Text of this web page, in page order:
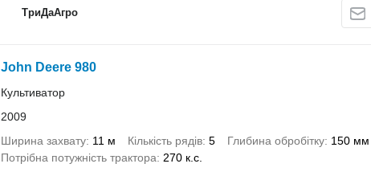
ТриДаАгро
John Deere 980
Культиватор
2009
Ширина захвату 11 м Кількість рядів 5 Глибина обробітку 150 мм
Потрібна потужність трактора
270 к.с.